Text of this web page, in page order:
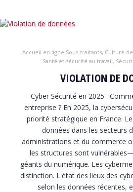
Accueil en ligne Sous-traitants, Culture
Santé et sécurité au travail,
VIOLATION DE
Cyber Sécurité en 2025 :
entreprise ? En 2025, la
priorité stratégique en France.
données dans les secteurs
administrations et du commerce
les structures sont
géants du numérique. Les
distinction. L'état des lieux des
selon les données récentes,